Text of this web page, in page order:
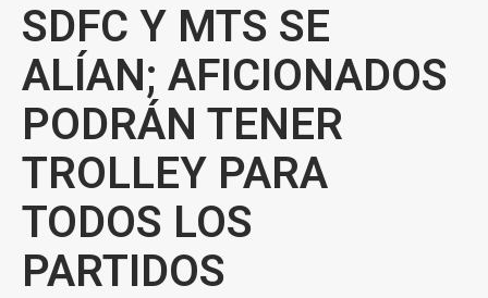
SDFC Y MTS SE
ALÍAN; AFICIONADOS
PODRÁN TENER
TROLLEY PARA
TODOS LOS
PARTIDOS